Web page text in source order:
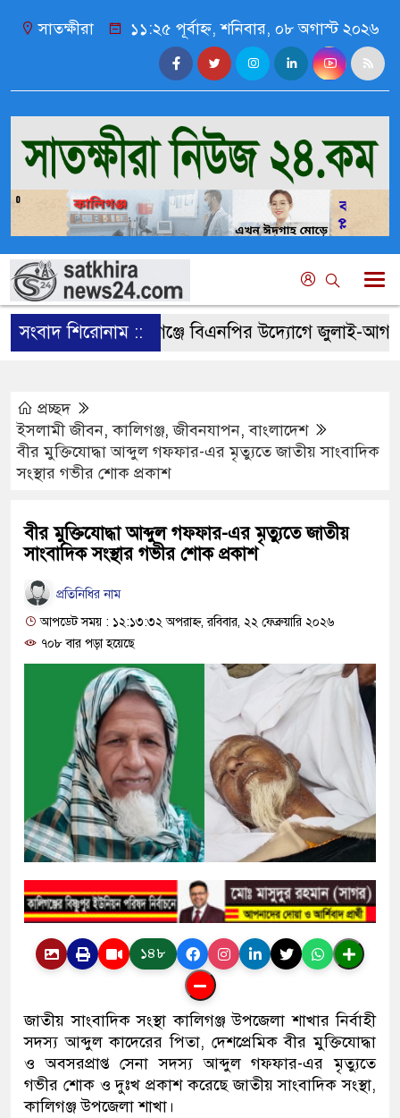
সাতক্ষীরা ১১:২৫ পূর্বাহ্ন, শনিবার, ০৮ অগাস্ট ২০২৬
সংবাদ শিরোনাম ::
কালিগঞ্জে বিএনপির উদ্যোগে জুলাই-আগস্ট
প্রচ্ছদ
ইসলামী জীবন,কালিগঞ্জ,জীবনযাপন,বাংলাদেশ
বীর মুক্তিযোদ্ধা আব্দুল গফফার-এর মৃত্যুতে জাতীয় সাংবাদিক
সংস্থার গভীর শোক প্রকাশ
বীর মুক্তিযোদ্ধা আব্দুল গফফার-এর মৃত্যুতে জাতীয়
সাংবাদিক সংস্থার গভীর শোক প্রকাশ
প্রতিনিধির নাম
আপডেট সময় : ১২:১৩:৩২ অপরাহ্ণ, রবিবার, ২২ ফেব্রুয়ারি ২০২৬
৭০৮ বার পড়া হয়েছে
১৪৮
জাতীয় সাংবাদিক সংস্থা কালিগঞ্জ উপজেলা শাখার নির্বাহী
সদস্য আব্দুল কাদেরের পিতা, দেশপ্রেমিক বীর মুক্তিযোদ্ধা
ও অবসরপ্রাপ্ত সেনা সদস্য আব্দুল গফফার-এর মৃত্যুতে
গভীর শোক ও দুঃখ প্রকাশ করেছে জাতীয় সাংবাদিক সংস্থা,
কালিগঞ্জ উপজেলা শাখা।